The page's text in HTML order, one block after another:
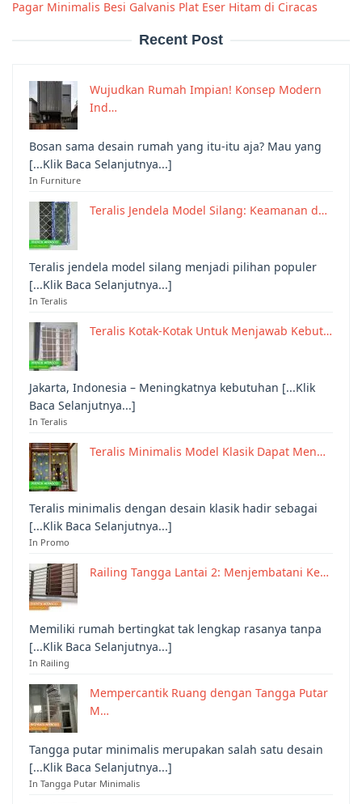
Pagar Minimalis Besi Galvanis Plat Eser Hitam di Ciracas
Recent Post
Wujudkan Rumah Impian! Konsep Modern
Ind…
Bosan sama desain rumah yang itu-itu aja? Mau yang
[...Klik Baca Selanjutnya...]
In Furniture
Teralis Jendela Model Silang: Keamanan d…
Teralis jendela model silang menjadi pilihan populer
[...Klik Baca Selanjutnya...]
In Teralis
Teralis Kotak-Kotak Untuk Menjawab Kebut…
Jakarta, Indonesia – Meningkatnya kebutuhan [...Klik
Baca Selanjutnya...]
In Teralis
Teralis Minimalis Model Klasik Dapat Men…
Teralis minimalis dengan desain klasik hadir sebagai
[...Klik Baca Selanjutnya...]
In Promo
Railing Tangga Lantai 2: Menjembatani Ke…
Memiliki rumah bertingkat tak lengkap rasanya tanpa
[...Klik Baca Selanjutnya...]
In Railing
Mempercantik Ruang dengan Tangga Putar
M…
Tangga putar minimalis merupakan salah satu desain
[...Klik Baca Selanjutnya...]
In Tangga Putar Minimalis